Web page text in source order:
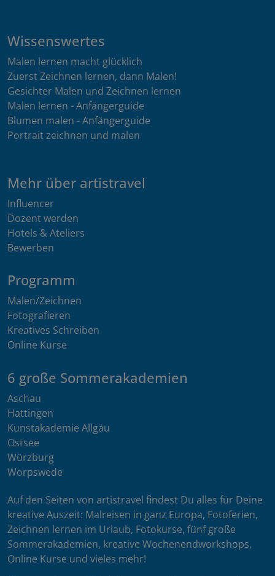
Wissenswertes
Malen lernen macht glücklich
Zuerst Zeichnen lernen, dann Malen!
Gesichter Malen und Zeichnen lernen
Malen lernen - Anfängerguide
Blumen malen - Anfängerguide
Portrait zeichnen und malen
Mehr über artistravel
Influencer
Dozent werden
Hotels & Ateliers
Bewerben
Programm
Malen/Zeichnen
Fotografieren
Kreatives Schreiben
Online Kurse
6 große Sommerakademien
Aschau
Hattingen
Kunstakademie Allgäu
Ostsee
Würzburg
Worpswede
Auf den Seiten von artistravel findest Du alles für Deine
kreative Auszeit: Malreisen in ganz Europa, Fotoferien,
Zeichnen lernen im Urlaub, Fotokurse, fünf große
Sommerakademien, kreative Wochenendworkshops,
Online Kurse und vieles mehr!